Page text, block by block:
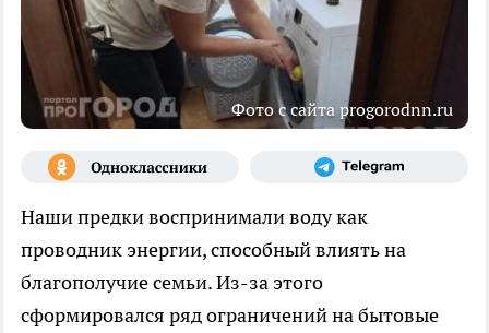
Фото с сайта progorodnn.ru
Наши предки воспринимали воду как
проводник энергии, способный влиять на
благополучие семьи. Из-за этого
сформировался ряд ограничений на бытовые